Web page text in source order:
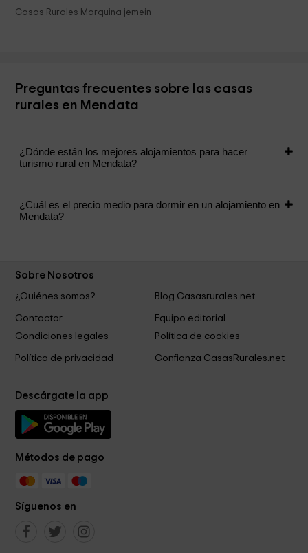
Casas Rurales Marquina jemein
Preguntas frecuentes sobre las casas
rurales en Mendata
¿Dónde están los mejores alojamientos para hacer
turismo rural en Mendata?
¿Cuál es el precio medio para dormir en un alojamiento en
Mendata?
Sobre Nosotros
¿Quiénes somos?
Blog Casasrurales.net
Contactar
Equipo editorial
Condiciones legales
Política de cookies
Política de privacidad Confianza CasasRurales.net
Descárgate la app
Métodos de pago
Síguenos en